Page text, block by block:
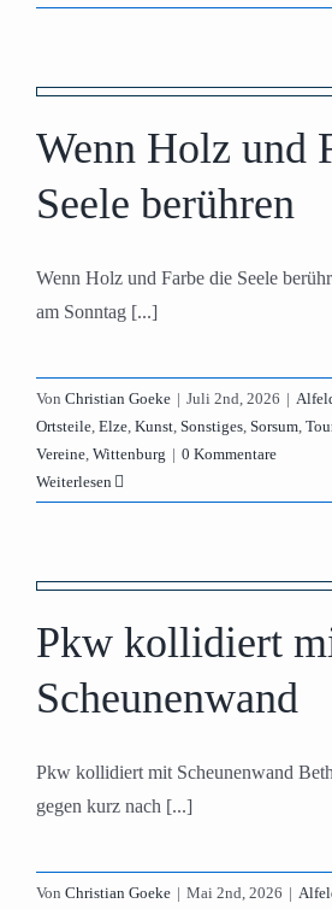
Wenn Holz und
Seele berühren
Wenn Holz und Farbe die Seele
am Sonntag [...]
Von Christian Goeke | Juli 2nd, 2026 |
Ortsteile Elze Kunst Sonstiges Sorsum
Vereine Wittenburg | 0 Kommentare
Weiterlesen
Pkw kollidiert
Scheunenwand
Pkw kollidiert mit Scheunenwand
gegen kurz nach [...]
Von Christian Goeke | Mai 2nd, 2026 |